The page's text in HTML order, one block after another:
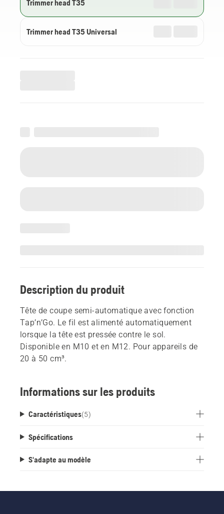
Trimmer head T35
Trimmer head T35 Universal
Description du produit
Tête de coupe semi-automatique avec fonction
Tap’n’Go. Le fil est alimenté automatiquement
lorsque la tête est pressée contre le sol.
Disponible en M10 et en M12. Pour appareils de
20 à 50 cm³.
Informations sur les produits
Caractéristiques(5)
Spécifications
S'adapte au modèle